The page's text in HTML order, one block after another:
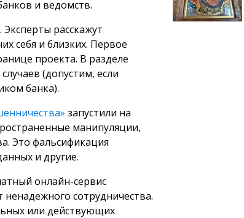
и ведомств.
расскажут
себя и близких. Первое
проекта. В разделе
(допустим, если
банка).
запустили на
манипуляции,
Это фальсификация
и другие.
онлайн-сервис
сотрудничества.
или действующих